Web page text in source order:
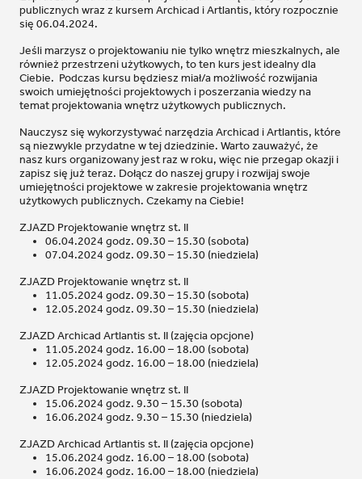
publicznych wraz z kursem Archicad i Artlantis, który rozpocznie
się 06.04.2024.
Jeśli marzysz o projektowaniu nie tylko wnętrz mieszkalnych, ale
również przestrzeni użytkowych, to ten kurs jest idealny dla
Ciebie. Podczas kursu będziesz miał/a możliwość rozwijania
swoich umiejętności projektowych i poszerzania wiedzy na
temat projektowania wnętrz użytkowych publicznych.
Nauczysz się wykorzystywać narzędzia Archicad i Artlantis, które
są niezwykle przydatne w tej dziedzinie. Warto zauważyć, że
nasz kurs organizowany jest raz w roku, więc nie przegap okazji i
zapisz się już teraz. Dołącz do naszej grupy i rozwijaj swoje
umiejętności projektowe w zakresie projektowania wnętrz
użytkowych publicznych. Czekamy na Ciebie!
ZJAZD Projektowanie wnętrz st. II
06.04.2024 godz. 09.30 – 15.30 (sobota)
07.04.2024 godz. 09.30 – 15.30 (niedziela)
ZJAZD Projektowanie wnętrz st. II
11.05.2024 godz. 09.30 – 15.30 (sobota)
12.05.2024 godz. 09.30 – 15.30 (niedziela)
ZJAZD Archicad Artlantis st. II (zajęcia opcjone)
11.05.2024 godz. 16.00 – 18.00 (sobota)
12.05.2024 godz. 16.00 – 18.00 (niedziela)
ZJAZD Projektowanie wnętrz st. II
15.06.2024 godz. 9.30 – 15.30 (sobota)
16.06.2024 godz. 9.30 – 15.30 (niedziela)
ZJAZD Archicad Artlantis st. II (zajęcia opcjone)
15.06.2024 godz. 16.00 – 18.00 (sobota)
16.06.2024 godz. 16.00 – 18.00 (niedziela)